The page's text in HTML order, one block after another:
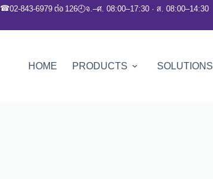
☎02-843-6979 ต่อ 126🕘จ.–ศ. 08:00–17:30 · ส. 08:00–14:30
HOME PRODUCTS SOLUTIONS